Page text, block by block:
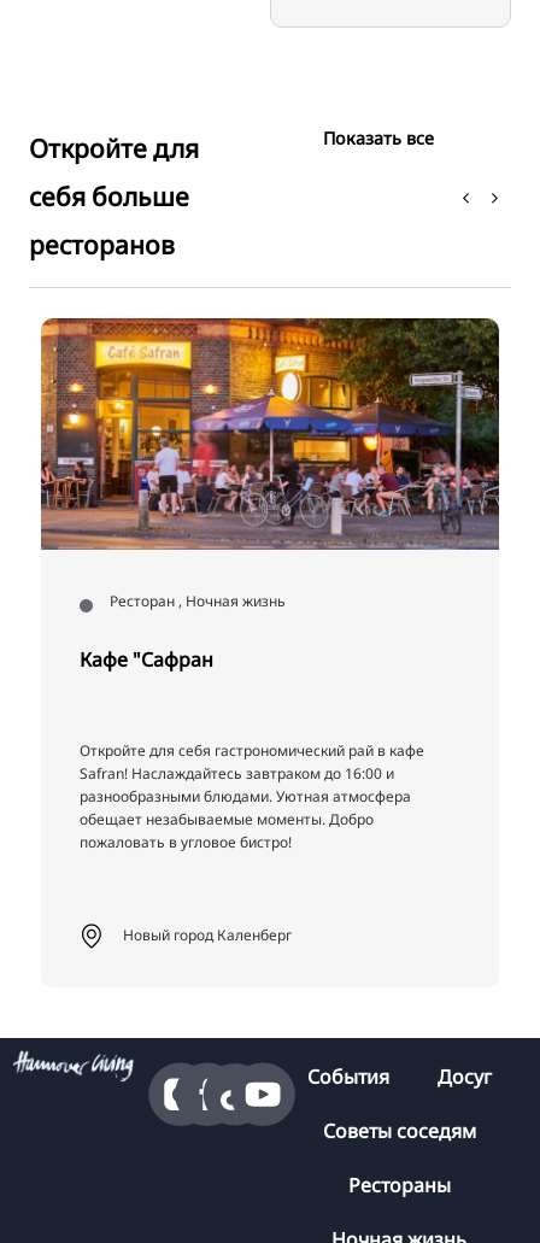
Откройте для
себя больше
ресторанов
Показать все
, Ночная жизнь
для себя гастрономический рай в кафе
завтраком до 16:00 и
блюдами. Уютная атмосфера
моменты. Добро
в угловое бистро!
город Каленберг
Политика и
События Досуг
Советы соседям
Рестораны